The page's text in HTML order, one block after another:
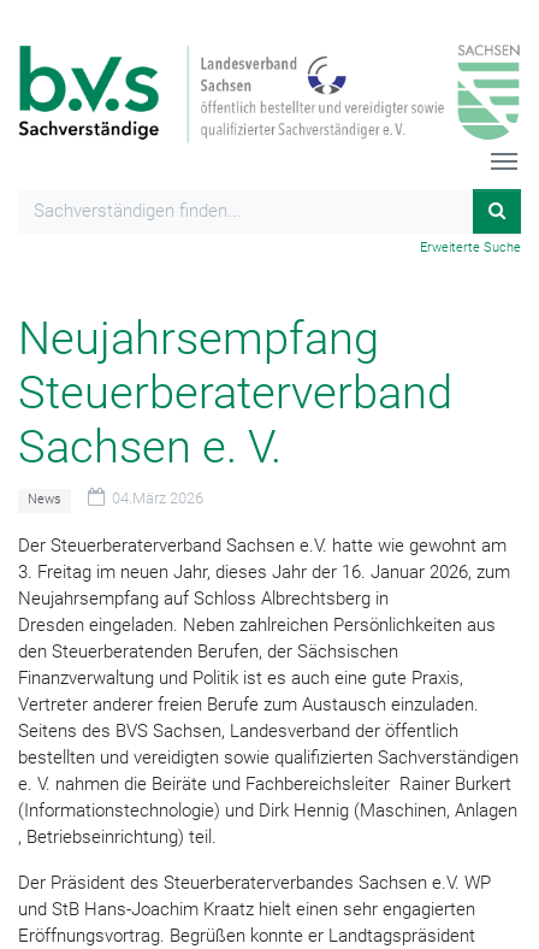
Erweiterte Suche
Neujahrsempfang
Steuerberaterverband
Sachsen e. V.
News 04.März 2026
Der Steuerberaterverband Sachsen e.V. hatte wie gewohnt am
3. Freitag im neuen Jahr, dieses Jahr der 16. Januar 2026, zum
Neujahrsempfang auf Schloss Albrechtsberg in
Dresden eingeladen. Neben zahlreichen Persönlichkeiten aus
den Steuerberatenden Berufen, der Sächsischen
Finanzverwaltung und Politik ist es auch eine gute Praxis,
Vertreter anderer freien Berufe zum Austausch einzuladen.
Seitens des BVS Sachsen, Landesverband der öffentlich
bestellten und vereidigten sowie qualifizierten Sachverständigen
e. V. nahmen die Beiräte und Fachbereichsleiter Rainer Burkert
(Informationstechnologie) und Dirk Hennig (Maschinen, Anlagen
, Betriebseinrichtung) teil.
Der Präsident des Steuerberaterverbandes Sachsen e.V. WP
und StB Hans-Joachim Kraatz hielt einen sehr engagierten
Eröffnungsvortrag. Begrüßen konnte er Landtagspräsident